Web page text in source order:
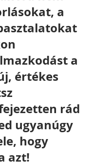
a
a
értékes
rád
ugyanúgy
hogy
azt!